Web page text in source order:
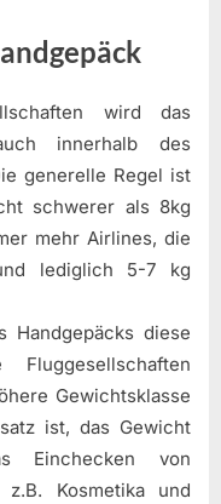
wird das
innerhalb des
generelle Regel ist
schwerer als 8kg
mehr Airlines, die
lediglich 5-7 kg
Handgepäcks diese
Gewichtsklasse
ist, das Gewicht
Einchecken von
Kosmetika und